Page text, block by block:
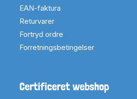
EAN-faktura
Returvarer
Fortryd ordre
Forretningsbetingelser
Certificeret webshop